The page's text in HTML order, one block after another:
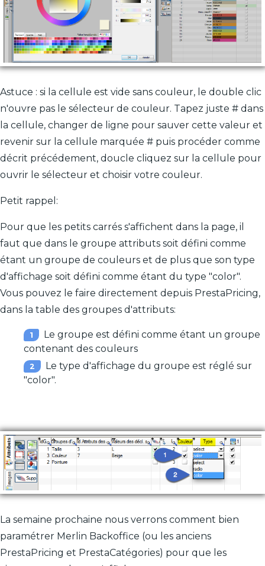
Astuce : si la cellule est vide sans couleur, le double clic
n'ouvre pas le sélecteur de couleur. Tapez juste # dans
la cellule, changer de ligne pour sauver cette valeur et
revenir sur la cellule marquée # puis procéder comme
décrit précédement, doucle cliquez sur la cellule pour
ouvrir le sélecteur et choisir votre couleur.
Petit rappel:
Pour que les petits carrés s'affichent dans la page, il
faut que dans le groupe attributs soit défini comme
étant un groupe de couleurs et de plus que son type
d'affichage soit défini comme étant du type "color".
Vous pouvez le faire directement depuis PrestaPricing,
dans la table des groupes d'attributs:
Le groupe est défini comme étant un groupe
contenant des couleurs
Le type d'affichage du groupe est réglé sur
"color".
La semaine prochaine nous verrons comment bien
paramétrer Merlin Backoffice (ou les anciens
PrestaPricing et PrestaCatégories) pour que les